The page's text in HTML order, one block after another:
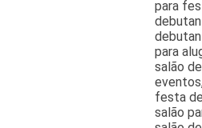
para
para
salão
festa
salão